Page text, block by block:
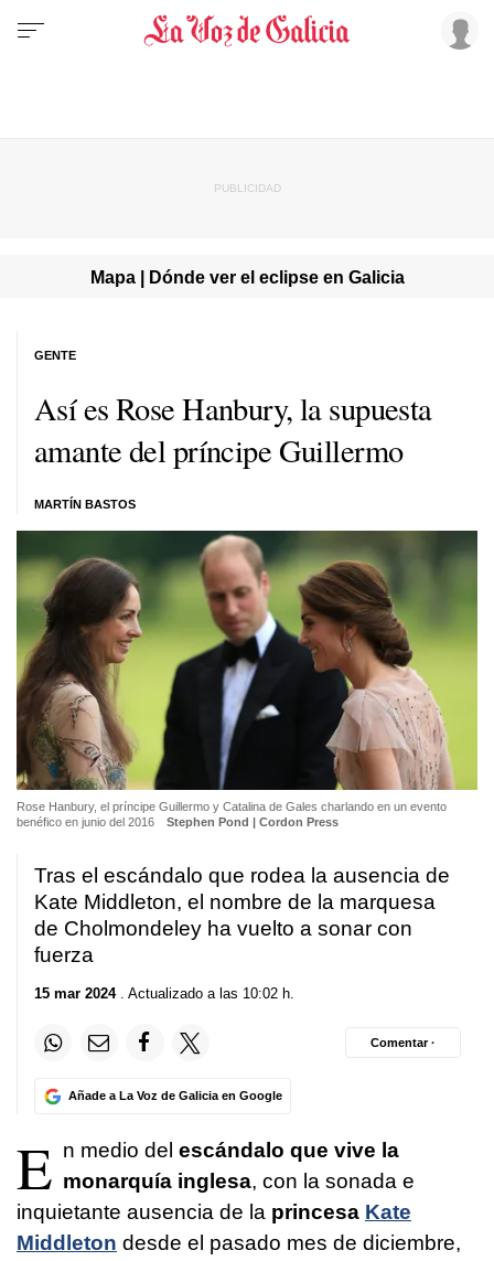
Mapa | Dónde ver el eclipse en Galicia
Así es Rose Hanbury, la supuesta
amante del príncipe Guillermo
MARTÍN BASTOS
GENTE
Rose Hanbury, el príncipe Guillermo y Catalina de Gales charlando en un evento
benéfico en junio del 2016
Stephen Pond | Cordon Press
Tras el escándalo que rodea la ausencia de
Kate Middleton, el nombre de la marquesa
de Cholmondeley ha vuelto a sonar con
fuerza
15 mar 2024. Actualizado a las 10:02 h.
Añade a La Voz de Galicia en Google
Comentar ·
E n medio del escándalo que vive la
monarquía inglesa, con la sonada e
inquietante ausencia de la princesa Kate
Middleton desde el pasado mes de diciembre,